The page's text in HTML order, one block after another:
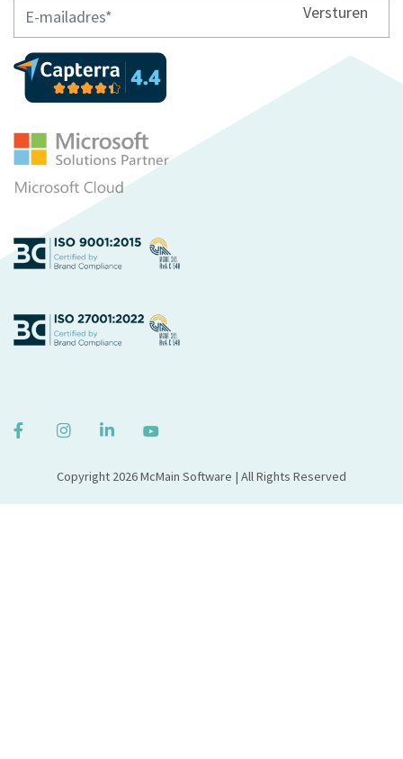
Versturen
Copyright 2026 McMain Software | All Rights Reserved